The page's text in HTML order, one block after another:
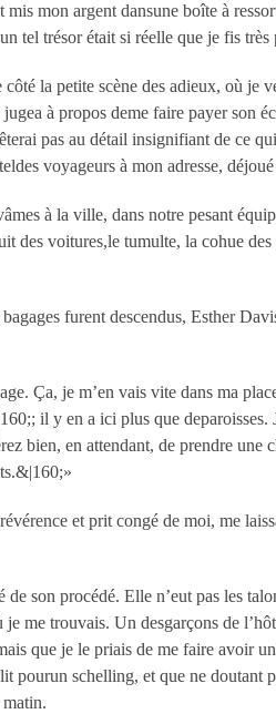
mon argent dansune boîte à
tel trésor était si réelle que je fis
la petite scène des adieux, où
à propos deme faire payer son
pas au détail insignifiant de ce
voyageurs à mon adresse,
à la ville, dans notre pesant
des voitures,le tumulte, la cohue
furent descendus, Esther
Ça, je m’en vais vite dans ma
il y en a ici plus que
bien, en attendant, de prendre
et prit congé de moi, me
son procédé. Elle n’eut pas les
me trouvais. Un desgarçons de
que je le priais de me faire avoir
pourun schelling, et que ne